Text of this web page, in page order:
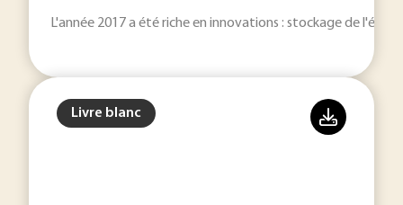
L'année 2017 a été riche en innovations : stockage de
Livre blanc